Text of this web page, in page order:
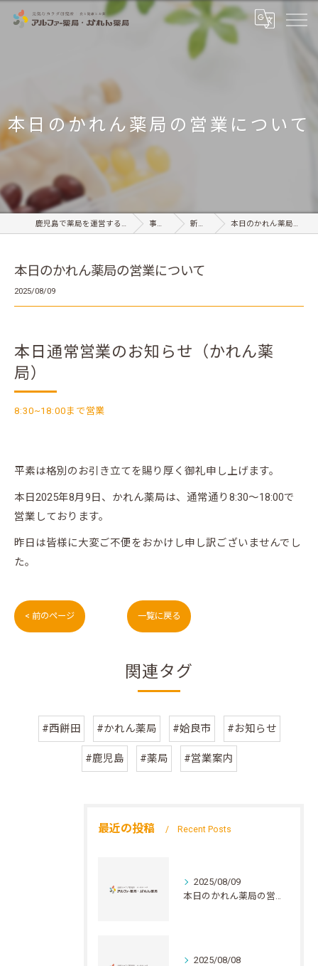
本日のかれん薬局の営業について
鹿児島で薬局を運営する有限会社サンセイ 事業内容 新着情報 本日のかれん薬局の営業について
本日のかれん薬局の営業について
2025/08/09
本日通常営業のお知らせ（かれん薬
局）
8:30~18:00まで営業
平素は格別のお引き立てを賜り厚く御礼申し上げます。
本日2025年8月9日、かれん薬局は、通常通り8:30〜18:00で
営業しております。
昨日は皆様に大変ご不便をおかけし申し訳ございませんでし
た。
< 前のページ 一覧に戻る
関連タグ
#西餅田 #かれん薬局 #姶良市 #お知らせ
#鹿児島 #薬局 #営業案内
最近の投稿 Recent Posts
2025/08/09
本日のかれん薬局の営業について
2025/08/08